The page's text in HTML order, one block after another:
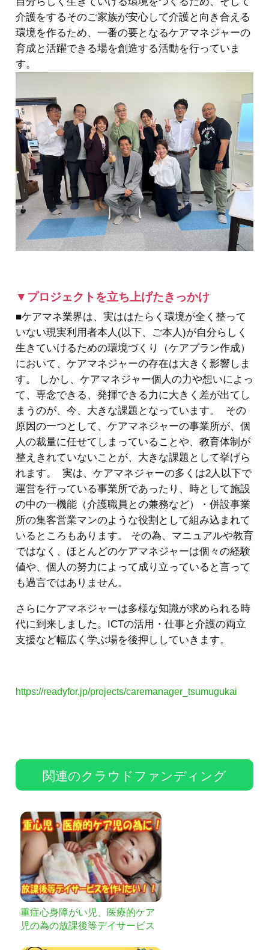
介護をするそのご家族が安心して介護と向き合える
環境を作るため、一番の要となるケアマネジャーの
育成と活躍できる場を創造する活動を行っていま
す。
▼プロジェクトを立ち上げたきっかけ
■ケアマネ業界は、実ははたらく環境が全く整って
いない現実利用者本人(以下、ご本人)が自分らしく
生きていけるための環境づくり（ケアプラン作成）
において、ケアマネジャーの存在は大きく影響しま
す。 しかし、ケアマネジャー個人の力や想いによっ
て、専念できる、発揮できる力に大きく差が出てし
まうのが、今、大きな課題となっています。 その
原因の一つとして、ケアマネジャーの事業所が、個
人の裁量に任せてしまっていることや、教育体制が
整えきれていないことが、大きな課題として挙げら
れます。 実は、ケアマネジャーの多くは2人以下で
運営を行っている事業所であったり、時として施設
の中の一機能（介護職員との兼務など）・併設事業
所の集客営業マンのような役割として組み込まれて
いるところもあります。 その為、マニュアルや教育
ではなく、ほとんどのケアマネジャーは個々の経験
値や、個人の努力によって成り立っていると言って
も過言ではありません。
さらにケアマネジャーは多様な知識が求められる時
代に到来しました。ICTの活用・仕事と介護の両立
支援など幅広く学ぶ場を後押ししていきます。
https://readyfor.jp/projects/caremanager_tsumugukai
関連のクラウドファンディング
重症心身障がい児、医療的ケア
児の為の放課後等デイサービス